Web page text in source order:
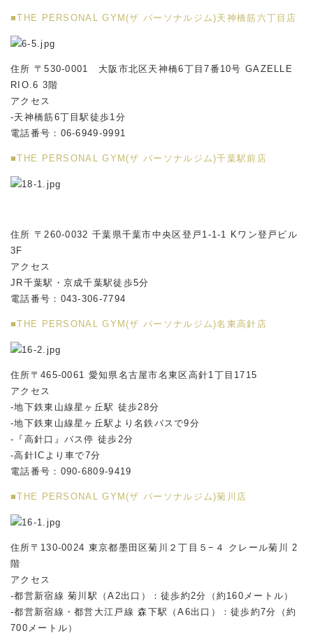
■THE PERSONAL GYM(ザ パーソナルジム)天神橋筋六丁目店
住所 〒530-0001 大阪市北区天神橋6丁目7番10号 GAZELLE
RIO.6 3階
アクセス
-天神橋筋6丁目駅徒歩1分
電話番号：06-6949-9991
■THE PERSONAL GYM(ザ パーソナルジム)千葉駅前店
住所 〒260-0032 千葉県千葉市中央区登戸1-1-1 Kワン登戸ビル
3F
アクセス
JR千葉駅・京成千葉駅徒歩5分
電話番号：043-306-7794
■THE PERSONAL GYM(ザ パーソナルジム)名東高針店
住所〒465-0061 愛知県名古屋市名東区高針1丁目1715
アクセス
-地下鉄東山線星ヶ丘駅 徒歩28分
-地下鉄東山線星ヶ丘駅より名鉄バスで9分
-『高針口』バス停 徒歩2分
-高針ICより車で7分
電話番号：090-6809-9419
■THE PERSONAL GYM(ザ パーソナルジム)菊川店
住所〒130-0024 東京都墨田区菊川２丁目５−４ クレール菊川 2
階
アクセス
-都営新宿線 菊川駅（A2出口）：徒歩約2分（約160メートル）
-都営新宿線・都営大江戸線 森下駅（A6出口）：徒歩約7分（約
700メートル）